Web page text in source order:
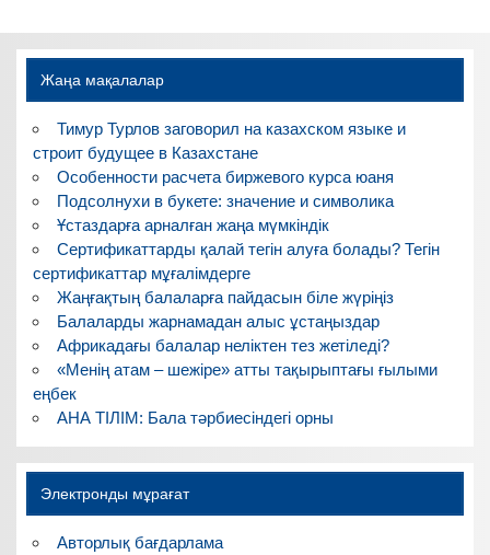
Жаңа мақалалар
Тимур Турлов заговорил на казахском языке и
строит будущее в Казахстане
Особенности расчета биржевого курса юаня
Подсолнухи в букете: значение и символика
Ұстаздарға арналған жаңа мүмкіндік
Сертификаттарды қалай тегін алуға болады? Тегін
сертификаттар мұғалімдерге
Жаңғақтың балаларға пайдасын біле жүріңіз
Балаларды жарнамадан алыс ұстаңыздар
Африкадағы балалар неліктен тез жетіледі?
«Менің атам – шежіре» атты тақырыптағы ғылыми
еңбек
АНА ТІЛІМ: Бала тәрбиесіндегі орны
Электронды мұрағат
Авторлық бағдарлама